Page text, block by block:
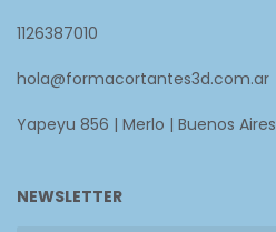
1126387010
hola@formacortantes3d.com.ar
Yapeyu 856 | Merlo | Buenos Aires
NEWSLETTER